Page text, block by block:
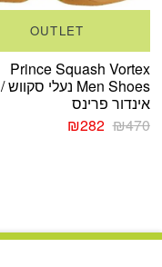
OUTLET
Prince Squash Vortex
Men Shoes נעלי סקווש /
אינדור פרינס
₪470
המחיר
₪282